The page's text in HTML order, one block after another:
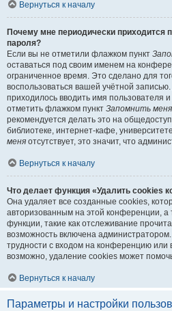
Вернуться к началу
Почему мне периодически приходится
пароля?
Если вы не отметили флажком пункт
оставаться под своим именем на
ограниченное время. Это сделано для
воспользоваться вашей учётной
приходилось вводить имя пользователя
отметить флажком пункт Запомнить меня
рекомендуется делать это на
библиотеке, интернет-кафе,
меня отсутствует, это значит, что
Вернуться к началу
Что делает функция «Удалить cookies
Она удаляет все созданные cookies,
авторизованным на этой конференции, а
функции, такие как отслеживание
возможность включена
трудности с входом на конференцию
возможно, удаление cookies может
Вернуться к началу
Параметры и настройки